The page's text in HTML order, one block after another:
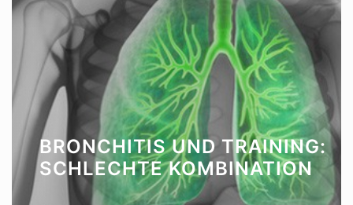
BRONCHITIS UND TRAINING:
SCHLECHTE KOMBINATION